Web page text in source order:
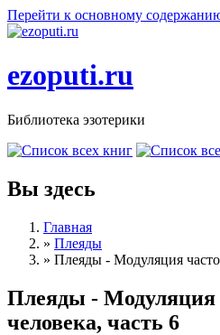
Перейти к основному
ezoputi.ru
Библиотека эзотерики
Вы здесь
Главная
» Плеяды
» Плеяды - Модуляция
Плеяды -
человека, часть 6